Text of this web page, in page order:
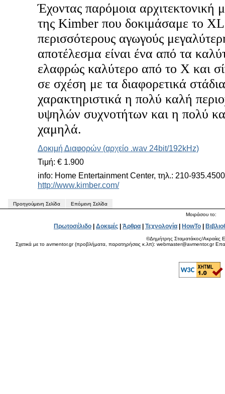
Έχοντας παρόμοια αρχιτεκτονική
της Kimber που δοκιμάσαμε το XL
περισσότερους αγωγούς
αποτέλεσμα είναι ένα από τα
ελαφρώς καλύτερο από το X και
σε σχέση με τα διαφορετικά
χαρακτηριστικά η πολύ καλή
υψηλών συχνοτήτων και η πολύ
χαμηλά.
Δοκιμή Διαφορών (αρχείο .wav 24bit/192kHz)
Τιμή: € 1.900
info: Home Entertainment Center, τηλ.: 210-
http://www.kimber.com/
Προηγούμενη Σελίδα
Επόμενη Σελίδα
Μοιράσου το:
Πρωτοσέλιδο Δοκιμές Άρθρα Τεχνολογία HowTo
©Δημήτρης Σταματάκος/Ακραίες
Σχετικά με το avmentor.gr (προβλήματα, παρατηρήσεις κ.λπ): webmaster@avmentor.gr